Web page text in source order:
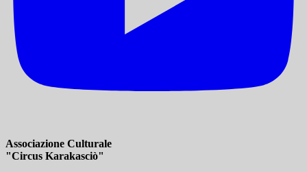
Associazione Culturale
"Circus Karakasciò"